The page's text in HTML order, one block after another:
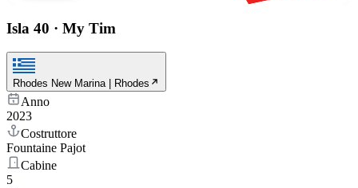
Isla 40 · My Tim
Rhodes New Marina | Rhodes
Anno
2023
Costruttore
Fountaine Pajot
Cabine
5